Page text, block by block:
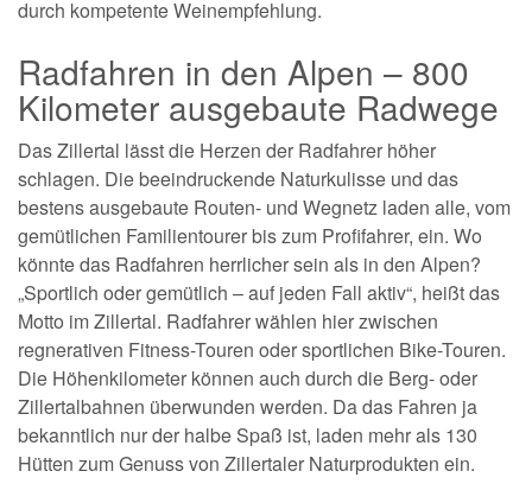
durch kompetente Weinempfehlung.
Radfahren in den Alpen – 800
Kilometer ausgebaute Radwege
Das Zillertal lässt die Herzen der Radfahrer höher
schlagen. Die beeindruckende Naturkulisse und das
bestens ausgebaute Routen- und Wegnetz laden alle, vom
gemütlichen Familientourer bis zum Profifahrer, ein. Wo
könnte das Radfahren herrlicher sein als in den Alpen?
„Sportlich oder gemütlich – auf jeden Fall aktiv“, heißt das
Motto im Zillertal. Radfahrer wählen hier zwischen
regnerativen Fitness-Touren oder sportlichen Bike-Touren.
Die Höhenkilometer können auch durch die Berg- oder
Zillertalbahnen überwunden werden. Da das Fahren ja
bekanntlich nur der halbe Spaß ist, laden mehr als 130
Hütten zum Genuss von Zillertaler Naturprodukten ein.